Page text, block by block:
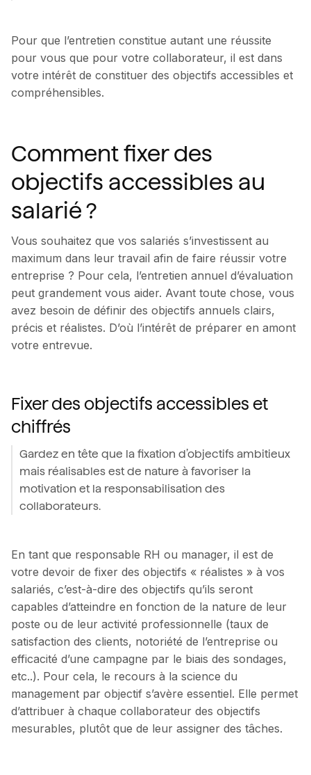
Pour que l’entretien constitue autant une réussite
pour vous que pour votre collaborateur, il est dans
votre intérêt de constituer des objectifs accessibles et
compréhensibles.
Comment fixer des
objectifs accessibles au
salarié ?
Vous souhaitez que vos salariés s’investissent au
maximum dans leur travail afin de faire réussir votre
entreprise ? Pour cela, l’entretien annuel d’évaluation
peut grandement vous aider. Avant toute chose, vous
avez besoin de définir des objectifs annuels clairs,
précis et réalistes. D’où l’intérêt de préparer en amont
votre entrevue.
Fixer des objectifs accessibles et
chiffrés
Gardez en tête que la fixation d’objectifs ambitieux
mais réalisables est de nature à favoriser la
motivation et la responsabilisation des
collaborateurs.
En tant que responsable RH ou manager, il est de
votre devoir de fixer des objectifs « réalistes » à vos
salariés, c’est-à-dire des objectifs qu’ils seront
capables d’atteindre en fonction de la nature de leur
poste ou de leur activité professionnelle (taux de
satisfaction des clients, notoriété de l’entreprise ou
efficacité d’une campagne par le biais des sondages,
etc..). Pour cela, le recours à la science du
management par objectif s’avère essentiel. Elle permet
d’attribuer à chaque collaborateur des objectifs
mesurables, plutôt que de leur assigner des tâches.